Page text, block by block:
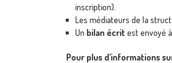
inscription).
Les médiateurs de la
Un bilan écrit est envoyé
Pour plus d'informations